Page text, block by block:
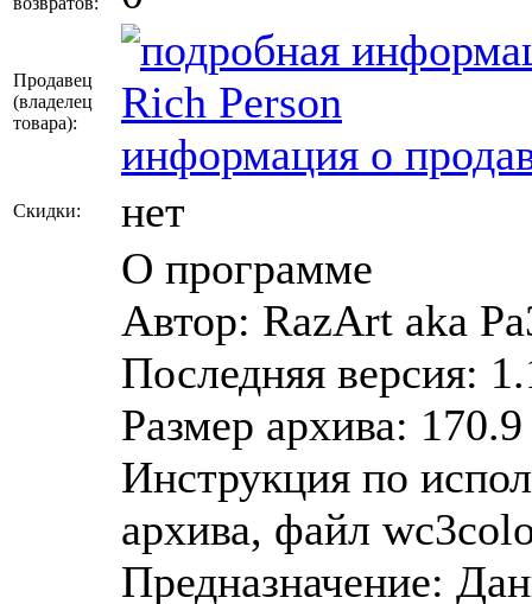
Продавец
(владелец
товара):
Rich Person
информация о
Скидки: нет
О программе
Автор: RazArt aka
Последняя версия:
Размер архива:
Инструкция по
архива, файл
Предназначение: